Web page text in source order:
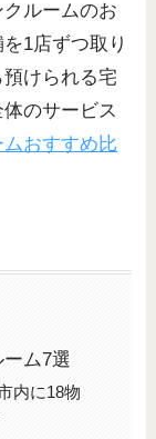
ルームのお
1店ずつ取り
けられる宅
のサービス
おすすめ比
ム7選
内に18物